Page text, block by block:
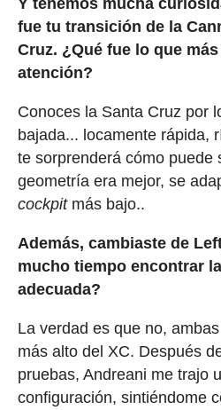
fue tu transición de la
Cruz. ¿Qué fue lo que
atención?
Conoces la Santa Cruz por
bajada... locamente rápida,
te sorprenderá cómo puede
geometría era mejor, se
cockpitmás bajo..
Además, cambiaste de
mucho tiempo encontrar
adecuada?
La verdad es que no,
más alto del XC. Después
pruebas, Andreani me trajo
configuración, sintiéndome